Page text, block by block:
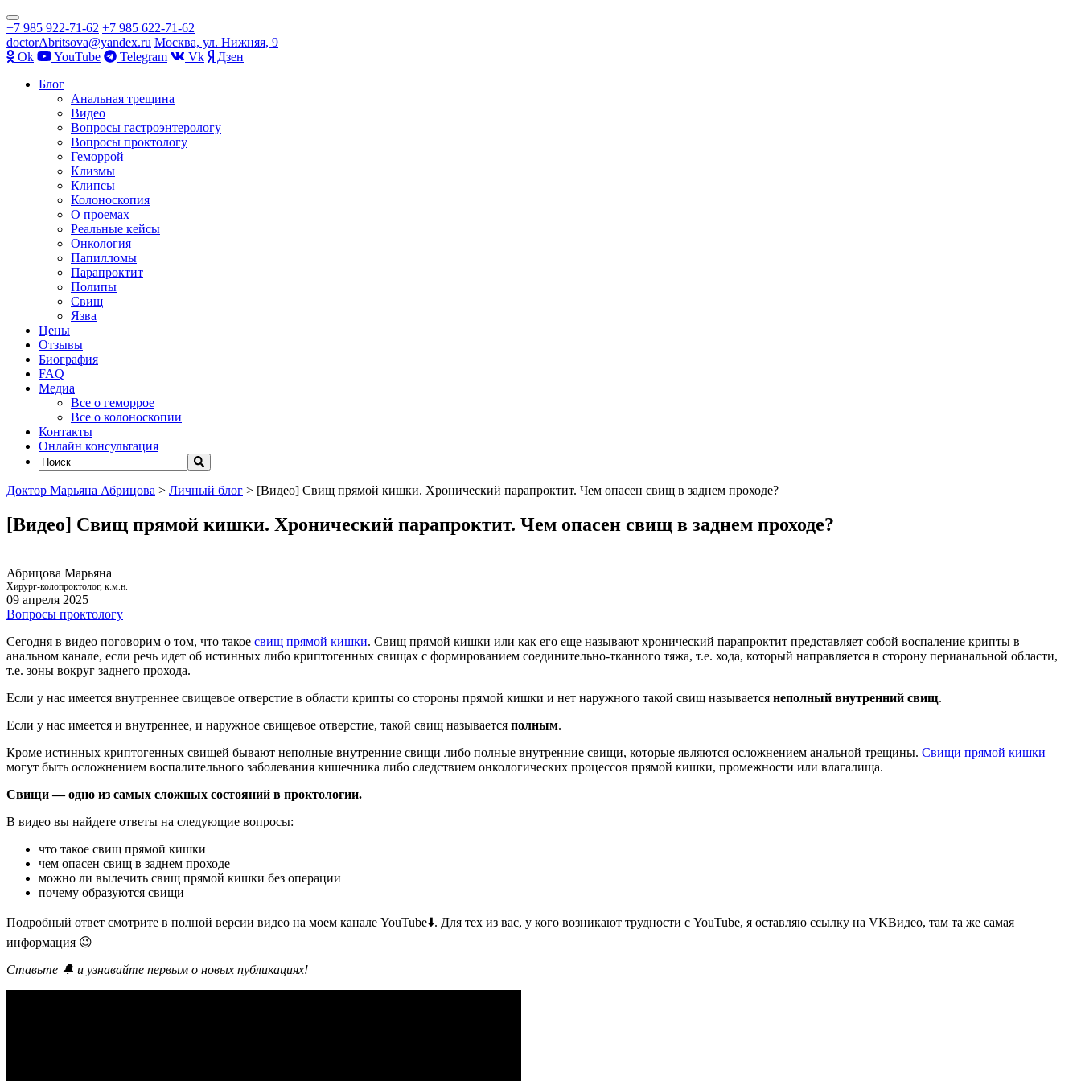
Показать/
Скрыть
навигацию
+7 985 922-71-62 +7 985 622-71-62
doctorAbritsova@yandex.ru Москва, ул. Нижняя, 9
Оk
YouTube Telegram Vk
Дзен
Перейти
содержимому
Блог
Анальная трещина
Видео
Вопросы гастроэнтерологу
Вопросы проктологу
Геморрой
Клизмы
Клипсы
Колоноскопия
О проемах
Реальные кейсы
Онкология
Папилломы
Парапроктит
Полипы
Свищ
Язва
Цены
Отзывы
Биография
FAQ
Медиа
Все о геморрое
Все о колоноскопии
Контакты
Онлайн консультация
Доктор Марьяна Абрицова > Личный блог > [Видео] Свищ прямой кишки. Хронический парапроктит. Чем опасен свищ в заднем проходе?
[Видео] Свищ прямой кишки. Хронический парапроктит. Чем опасен свищ в заднем проходе?
Абрицова Марьяна
Хирург-колопроктолог, к.м.н.
09 апреля 2025
Вопросы проктологу
Сегодня в видео поговорим о том, что такое свищ прямой кишки. Свищ прямой кишки или как его еще называют хронический парапроктит представляет собой воспаление крипты в
анальном канале, если речь идет об истинных либо криптогенных свищах с формированием соединительно-тканного тяжа, т.е. хода, который направляется в сторону перианальной области,
т.е. зоны вокруг заднего прохода.
Если у нас имеется внутреннее свищевое отверстие в области крипты со стороны прямой кишки и нет наружного такой свищ называется неполный внутренний свищ.
Если у нас имеется и внутреннее, и наружное свищевое отверстие, такой свищ называется полным.
Кроме истинных криптогенных свищей бывают неполные внутренние свищи либо полные внутренние свищи, которые являются осложнением анальной трещины. Свищи прямой кишки
могут быть осложнением воспалительного заболевания кишечника либо следствием онкологических процессов прямой кишки, промежности или влагалища.
Свищи — одно из самых сложных состояний в проктологии.
В видео вы найдете ответы на следующие вопросы:
что такое свищ прямой кишки
чем опасен свищ в заднем проходе
можно ли вылечить свищ прямой кишки без операции
почему образуются свищи
Подробный ответ смотрите в полной версии видео на моем канале YouTube⬇️. Для тех из вас, у кого возникают трудности с YouTube, я оставляю ссылку на VKВидео, там та же самая
информация 😉
Ставьте 🔔 и узнавайте первым о новых публикациях!